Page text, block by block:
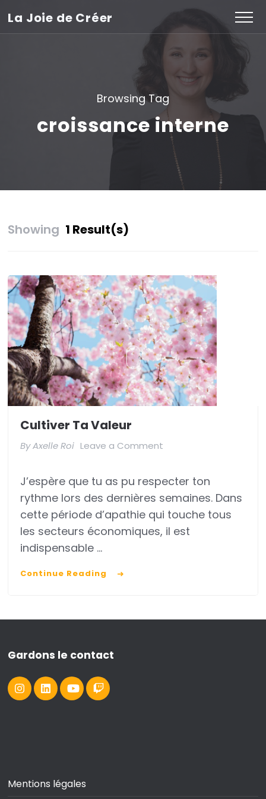
La Joie de Créer
Browsing Tag
croissance interne
Showing 1 Result(s)
Cultiver Ta Valeur
ByAxelle Roi Leave a Comment
ta
valeur
J’espère que tu as pu respecter ton
rythme lors des dernières semaines. Dans
cette période d’apathie qui touche tous
les secteurs économiques, il est
indispensable …
Continue Reading
Gardons le contact
Mentions légales